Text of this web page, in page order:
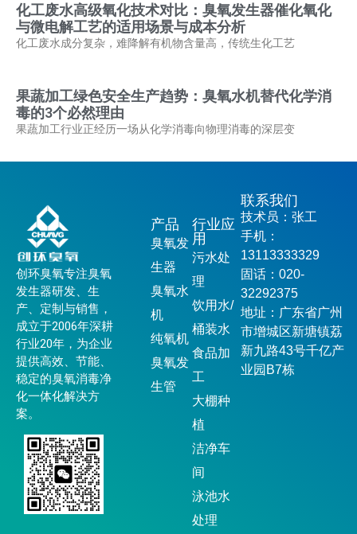
化工废水高级氧化技术对比：臭氧发生器催化氧化
与微电解工艺的适用场景与成本分析
化工废水成分复杂，难降解有机物含量高，传统生化工艺
果蔬加工绿色安全生产趋势：臭氧水机替代化学消
毒的3个必然理由
果蔬加工行业正经历一场从化学消毒向物理消毒的深层变
创环臭氧专注臭氧
发生器研发、生
产、定制与销售，
成立于2006年深耕
行业20年，为企业
提供高效、节能、
稳定的臭氧消毒净
化一体化解决方
案。
产品
臭氧发
生器
臭氧水
机
纯氧机
臭氧发
生管
行业应
用
污水处
理
饮用水/
桶装水
食品加
工
大棚种
植
洁净车
间
泳池水
处理
联系我们
技术员：张工
手机：
13113333329
固话：020-
32292375
地址：广东省广州
市增城区新塘镇荔
新九路43号千亿产
业园B7栋